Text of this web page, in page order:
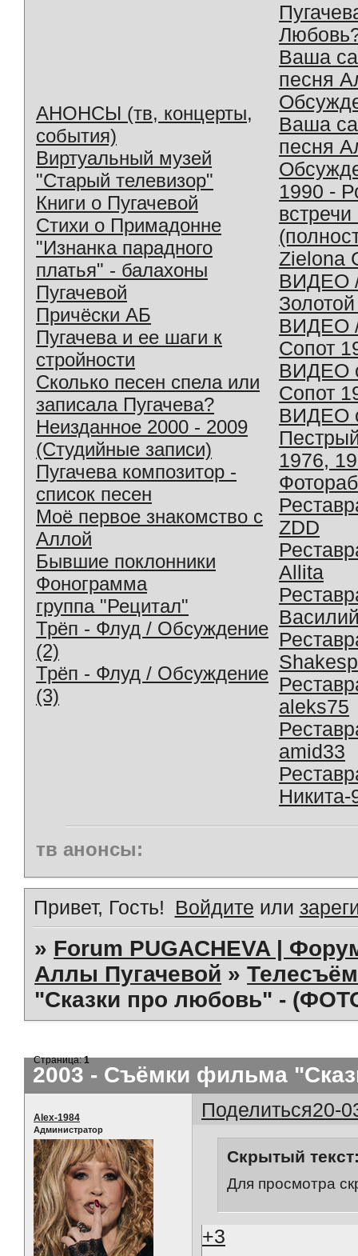
АНОНСЫ (тв, концерты,
события)
Виртуальный музей
"Старый телевизор"
Книги о Пугачевой
Стихи о Примадонне
"Изнанка парадного
платья" - балахоны
Пугачевой
Причёски АБ
Пугачева и ее шаги к
стройности
Сколько песен спела или
записала Пугачева?
Неизданное 2000 - 2009
(Студийные записи)
Пугачева композитор -
список песен
Моё первое знакомство с
Аллой
Бывшие поклонники
Фонограмма
группа "Рецитал"
Трёп - Флуд / Обсуждение
(2)
Трёп - Флуд / Обсуждение
(3)
Ваша
песня
Ваша
песня
1990 -
Zielona
ВИДЕО
ВИДЕО
Сопот
ВИДЕО
Сопот
ВИДЕО
1976,
ZDD
Allita
aleks75
amid33
Никита-
тв анонсы:
Привет, Гость! Войдите или
» Forum PUGACHEVA |
Аллы Пугачевой »
"Сказки про любовь" -
2003 - Съёмки фильма
Страница:1
Поделиться20-
Alex-1984
Администратор
Скрытый
Для просмотра
+3